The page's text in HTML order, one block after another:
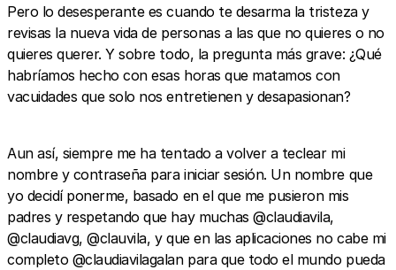
Pero lo desesperante es cuando te desarma la tristeza y
revisas la nueva vida de personas a las que no quieres o no
quieres querer. Y sobre todo, la pregunta más grave: ¿Qué
habríamos hecho con esas horas que matamos con
vacuidades que solo nos entretienen y desapasionan?
Aun así, siempre me ha tentado a volver a teclear mi
nombre y contraseña para iniciar sesión. Un nombre que
yo decidí ponerme, basado en el que me pusieron mis
padres y respetando que hay muchas @claudiavila,
@claudiavg, @clauvila, y que en las aplicaciones no cabe mi
completo @claudiavilagalan para que todo el mundo pueda